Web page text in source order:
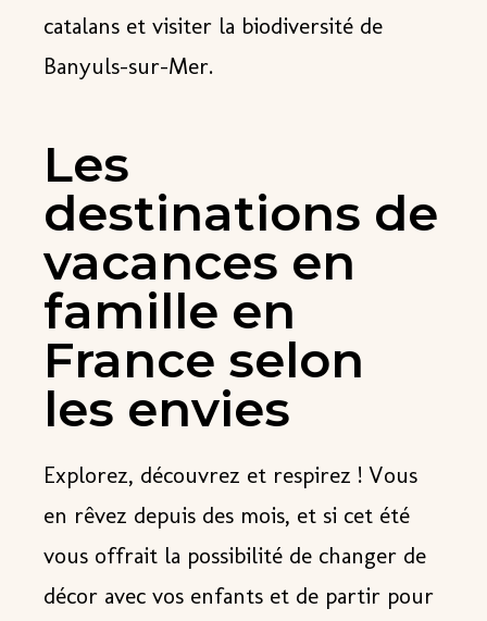
catalans et visiter la biodiversité de
Banyuls-sur-Mer.
Les
destinations de
vacances en
famille en
France selon
les envies
Explorez, découvrez et respirez ! Vous
en rêvez depuis des mois, et si cet été
vous offrait la possibilité de changer de
décor avec vos enfants et de partir pour